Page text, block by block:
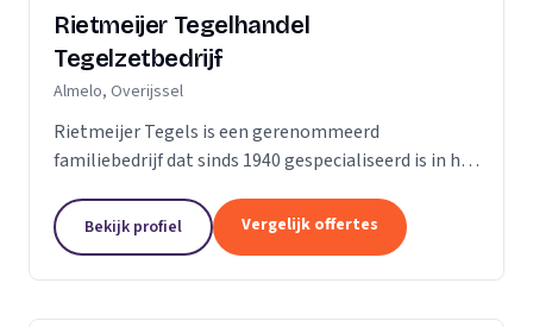
Rietmeijer Tegelhandel
Tegelzetbedrijf
Almelo, Overijssel
Rietmeijer Tegels is een gerenommeerd
familiebedrijf dat sinds 1940 gespecialiseerd is in het
Met een rijke geschiedenis en een passie voor...
Bekijk profiel Vergelijk offertes